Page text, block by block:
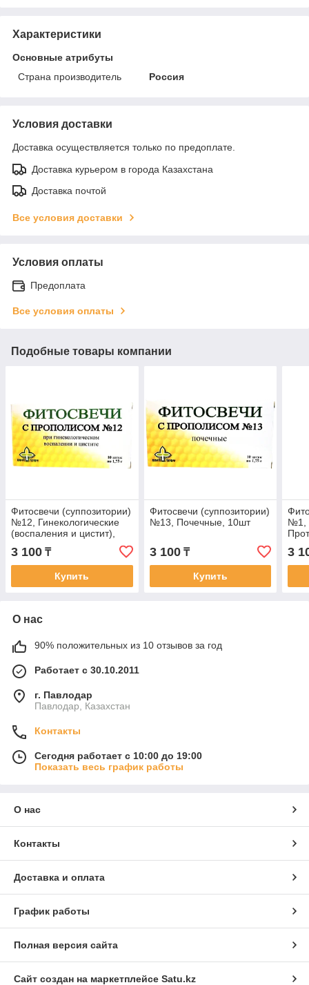
Характеристики
Основные атрибуты
Страна производитель
Россия
Условия доставки
Доставка осуществляется только по предоплате.
Доставка курьером в города Казахстана
Доставка почтой
Все условия доставки
Условия оплаты
Предоплата
Все условия оплаты
Подобные товары компании
Фитосвечи (суппозитории)
№12, Гинекологические
(воспаления и цистит),
3 100 ₸
Купить
Фитосвечи (суппозитории)
№13, Почечные, 10шт
3 100₸
Купить
№1,
3
О нас
90% положительных из 10 отзывов за год
Работает с 30.10.2011
г. Павлодар
Павлодар, Казахстан
Контакты
Сегодня работает с 10:00 до 19:00
Показать весь график работы
О нас
Контакты
Доставка и оплата
График работы
Полная версия сайта
Сайт создан на маркетплейсе Satu.kz